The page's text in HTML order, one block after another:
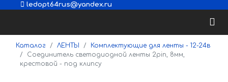
ledopt64rus@yandex.ru
Каталог ЛЕНТЫ
Комплектующие для ленты - 12-24в
Соединитель светодиодной ленты 2pin, 8мм,
крестовой - под клипсу